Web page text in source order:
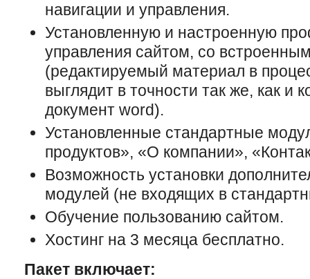
навигации и управления.
Установленную и настроенную
управления сайтом, со
(редактируемый материал в
выглядит в точности так же, как и
документ word).
Установленные стандартные
продуктов», «О компании»,
Возможность установки
модулей (не входящих в
Обучение пользованию сайтом.
Хостинг на 3 месяца бесплатно.
Пакет включает: